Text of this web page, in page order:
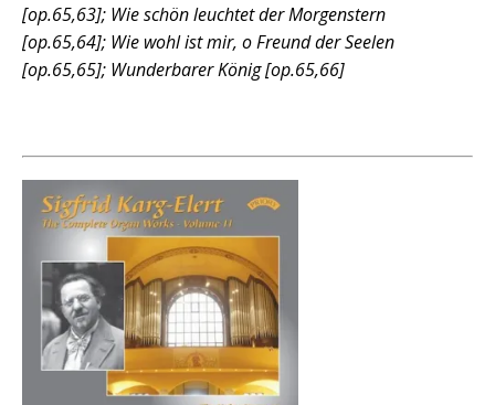
[op.65,63]; Wie schön leuchtet der Morgenstern
[op.65,64]; Wie wohl ist mir, o Freund der Seelen
[op.65,65]; Wunderbarer König [op.65,66]